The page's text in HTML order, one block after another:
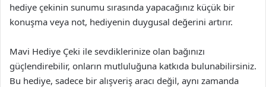
hediye çekinin sunumu sırasında yapacağınız küçük bir
konuşma veya not, hediyenin duygusal değerini artırır.
Mavi Hediye Çeki ile sevdiklerinize olan bağınızı
güçlendirebilir, onların mutluluğuna katkıda bulunabilirsiniz.
Bu hediye, sadece bir alışveriş aracı değil, aynı zamanda